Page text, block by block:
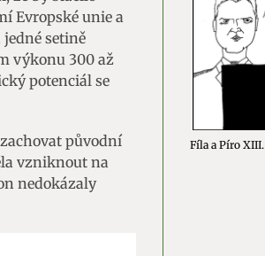
Evropské unie a
setině
výkonu 300 až
potenciál se
původní
vzniknout na
nedokázaly
Fíla a Píro XIII.